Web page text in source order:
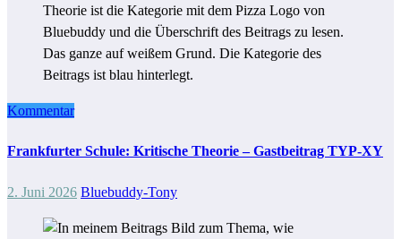
Kommentar
Frankfurter Schule: Kritische Theorie – Gastbeitrag TYP-XY
2. Juni 2026 Bluebuddy-Tony